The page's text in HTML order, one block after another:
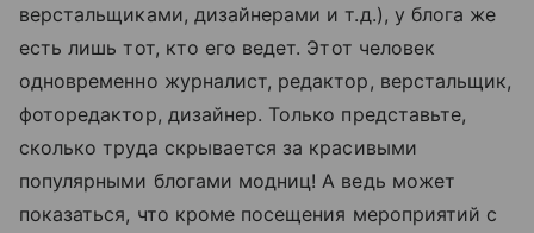
верстальщиками, дизайнерами и т.д.), у блога же
есть лишь тот, кто его ведет. Этот человек
одновременно журналист, редактор, верстальщик,
фоторедактор, дизайнер. Только представьте,
сколько труда скрывается за красивыми
популярными блогами модниц! А ведь может
показаться, что кроме посещения мероприятий с